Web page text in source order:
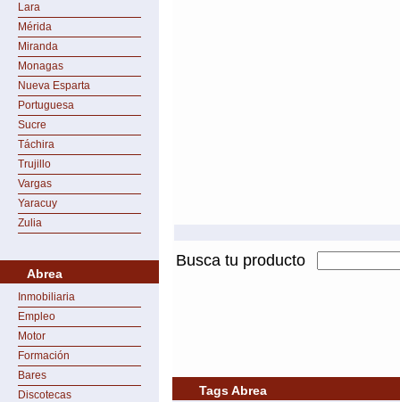
Lara
Mérida
Miranda
Monagas
Nueva Esparta
Portuguesa
Sucre
Táchira
Trujillo
Vargas
Yaracuy
Zulia
Abrea
Inmobiliaria
Empleo
Motor
Formación
Bares
Discotecas
Busca tu producto
Tags Abrea